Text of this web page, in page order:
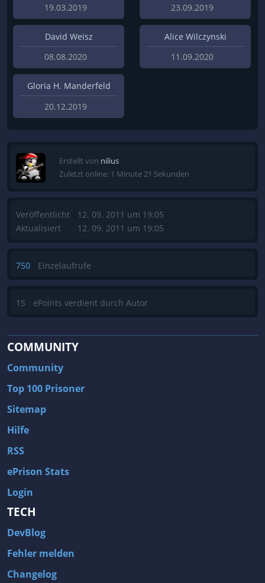
19.03.2019 23.09.2019
David Weisz
08.08.2020
Alice Wilczynski
11.09.2020
Gloria H. Manderfeld
20.12.2019
Erstellt von nilius
Zuletzt online: 1 Minute 21 Sekunden
Veröffentlicht
Aktualisiert
12. 09. 2011 um 19:05
12. 09. 2011 um 19:05
750 Einzelaufrufe
15 ePoints verdient durch Autor
COMMUNITY
Community
Top 100 Prisoner
Sitemap
Hilfe
RSS
ePrison Stats
Login
TECH
DevBlog
Fehler melden
Changelog